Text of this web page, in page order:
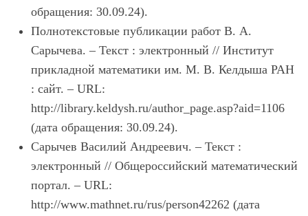
обращения: 30.09.24).
Полнотекстовые публикации работ В. А.
Сарычева. – Текст : электронный // Институт
прикладной математики им. М. В. Келдыша РАН
: сайт. – URL:
http://library.keldysh.ru/author_page.asp?aid=1106
(дата обращения: 30.09.24).
Сарычев Василий Андреевич. – Текст :
электронный // Общероссийский математический
портал. – URL:
http://www.mathnet.ru/rus/person42262 (дата